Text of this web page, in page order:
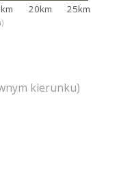
20km 25km
kierunku)